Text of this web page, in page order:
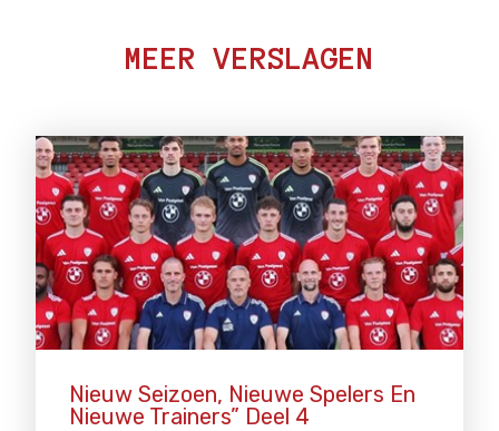
MEER VERSLAGEN
Nieuw Seizoen, Nieuwe Spelers En
Nieuwe Trainers” Deel 4